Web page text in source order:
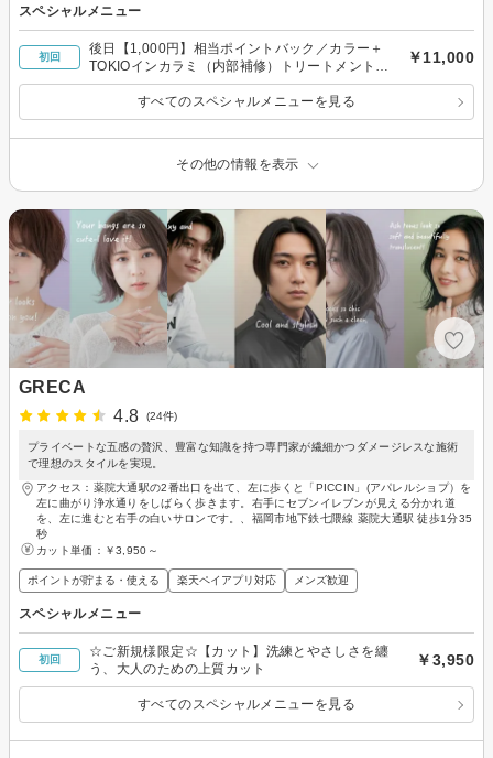
スペシャルメニュー
初回
後日【1,000円】相当ポイントバック／カラー＋
TOKIOインカラミ（内部補修）トリートメント
￥11,000
￥11,000
すべてのスペシャルメニューを見る
その他の情報を表示
GRECA
4.8
(24件)
プライベートな五感の贅沢、豊富な知識を持つ専門家が繊細かつダメージレスな施術
で理想のスタイルを実現。
アクセス：薬院大通駅の2番出口を出て、左に歩くと「PICCIN」(アパレルショプ）を
左に曲がり浄水通りをしばらく歩きます。右手にセブンイレブンが見える分かれ道
を、左に進むと右手の白いサロンです。、福岡市地下鉄七隈線 薬院大通駅 徒歩1分35
秒
カット単価： ￥3,950～
ポイントが貯まる・使える 楽天ペイアプリ対応 メンズ歓迎
スペシャルメニュー
初回
☆ご新規様限定☆【カット】洗練とやさしさを纏
う、大人のための上質カット
￥3,950
すべてのスペシャルメニューを見る